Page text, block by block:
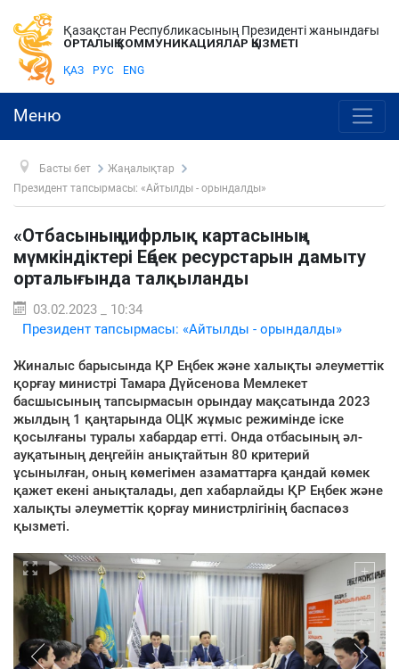
Қазақстан Республикасының Президенті жанындағы
ОРТАЛЫҚ КОММУНИКАЦИЯЛАР ҚЫЗМЕТІ
ҚАЗ РУС ENG
Меню
Басты бет
Жаңалықтар
Президент тапсырмасы: «Айтылды - орындалды»
«Отбасының цифрлық картасының»
мүмкіндіктері Еңбек ресурстарын дамыту
орталығында талқыланды
03.02.2023 _ 10:34
Президент тапсырмасы: «Айтылды - орындалды»
Жиналыс барысында ҚР Еңбек және халықты әлеуметтік
қорғау министрі Тамара Дүйсенова Мемлекет
басшысының тапсырмасын орындау мақсатында 2023
жылдың 1 қаңтарында ОЦК жұмыс режимінде іске
қосылғаны туралы хабардар етті. Онда отбасының әл-
ауқатының деңгейін анықтайтын 80 критерий
ұсынылған, оның көмегімен азаматтарға қандай көмек
қажет екені анықталады, деп хабарлайды ҚР Еңбек және
халықты әлеуметтік қорғау министрлігінің баспасөз
қызметі.